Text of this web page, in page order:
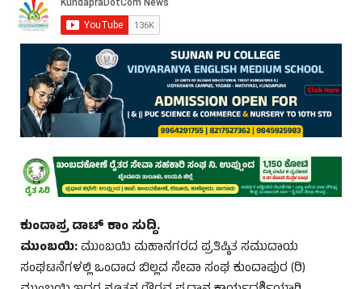
ಕುಂದಾಪ್ರ ಡಾಟ್ ಕಾಂ ಸುದ್ದಿ.
ಮುಂಬಯಿ:ಮುಂಬಯಿ ಮಹಾನಗರದ ಪ್ರತಿಷ್ಠಿತ ಸಮುದಾಯ
ಸಂಘಟನೆಗಳಲ್ಲಿ ಒಂದಾದ ಬಿಲ್ಲವ ಸೇವಾ ಸಂಘ ಕುಂದಾಪುರ (ರಿ)